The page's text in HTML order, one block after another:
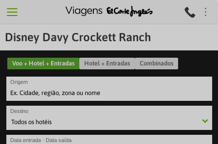
Disney Davy Crockett Ranch
Voo + Hotel + Entradas Hotel + Entradas Combinados
Origem
Destino
Data entrada · Data saída